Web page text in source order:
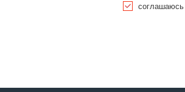
соглашаюсь